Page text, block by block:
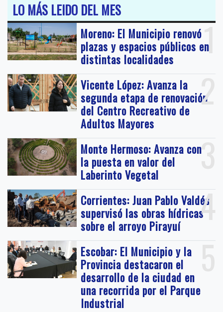
LO MÁS LEIDO DEL MES
1
Moreno: El Municipio renovó
plazas y espacios públicos en
distintas localidades
2
Vicente López: Avanza la
segunda etapa de renovación
del Centro Recreativo de
Adultos Mayores
3
Monte Hermoso: Avanza con
la puesta en valor del
Laberinto Vegetal
4
Corrientes: Juan Pablo Valdés
supervisó las obras hídricas
sobre el arroyo Pirayuí
5
Escobar: El Municipio y la
Provincia destacaron el
desarrollo de la ciudad en
una recorrida por el Parque
Industrial